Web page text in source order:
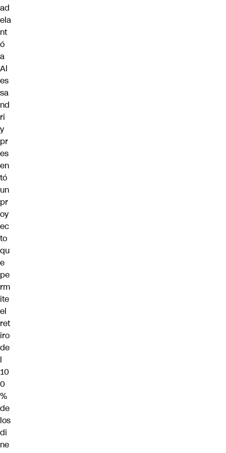
ad
ela
nt
ó
a
Al
es
sa
nd
ri
y
pr
es
en
tó
un
pr
oy
ec
to
qu
e
pe
rm
ite
el
ret
iro
de
l
10
0
%
de
los
di
ne